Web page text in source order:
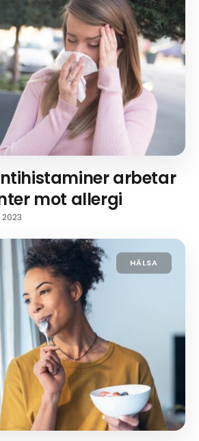
arbetar
mot allergi
HÄLSA